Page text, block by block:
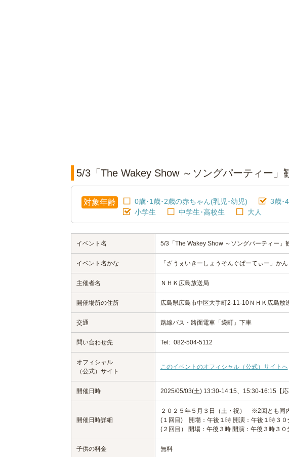
5/3「The Wakey Show ～ソングパーティー」
対象年齢 0歳･1歳･2歳の赤ちゃん(乳児･幼児)
3歳･
小学生
中学生･高校生 大人
イベント名 5/3「The Wakey Show ～ソングパーティー」
イベント名かな 「ざうぇいきーしょうそんぐぱーてぃー」か
主催者名 ＮＨＫ広島放送局
開催場所の住所 広島県広島市中区大手町2-11-10ＮＨＫ広島
交通 路線バス・路面電車「袋町」下車
問い合わせ先 Tel: 082-504-5112
オフィシャル
（公式）サイト
このイベントのオフィシャル（公式）サイトへ
開催日時 2025/05/03(土) 13:30-14:15、15:30-16:15【応
開催日時詳細
２０２５年５月３日（土・祝） ※2回とも同
(１回目) 開場：午後１時 開演：午後１時３０
(２回目） 開場：午後３時 開演：午後３時３
子供の料金 無料